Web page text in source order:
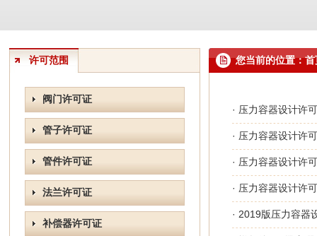
许可范围
阀门许可证
管子许可证
管件许可证
法兰许可证
补偿器许可证
您当前的位置：
· 压力容器设计许
· 压力容器设计许
· 压力容器设计许
· 压力容器设计许
· 2019版压力容器